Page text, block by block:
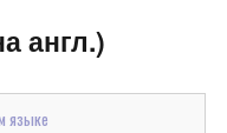
англ.)
языке